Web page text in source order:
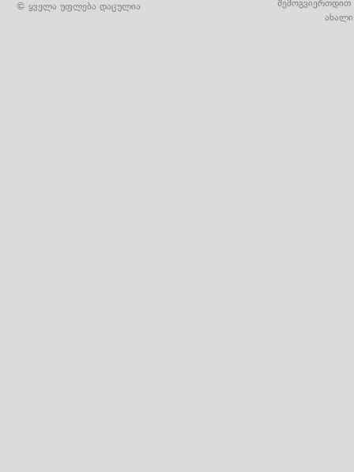
© ყველა უფლება დაცულია
შემოგვიერთდით
ახალი